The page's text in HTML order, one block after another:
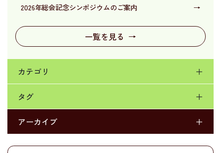
2026年総会記念シンポジウムのご案内 →
一覧を見る →
カテゴリ ＋
タグ ＋
アーカイブ ＋